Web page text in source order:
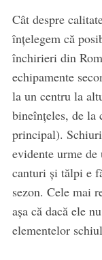
Cât despre
înțelegem că
închirieri din
echipamente
la un centru la
bineînțeles, de la
principal).
evidente urme
canturi și tălpi e
sezon. Cele mai
așa că dacă ele
elementelor